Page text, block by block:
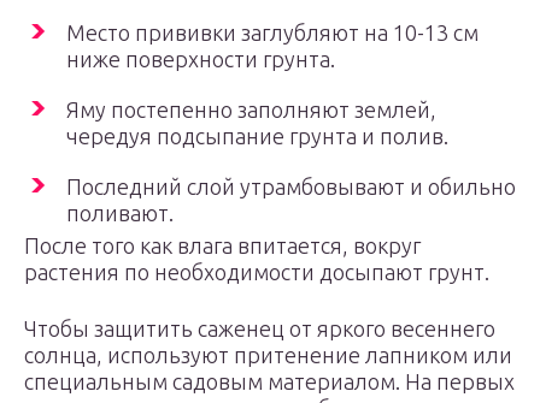
Место прививки заглубляют на 10-13 см
ниже поверхности грунта.
Яму постепенно заполняют землей,
чередуя подсыпание грунта и полив.
Последний слой утрамбовывают и обильно
поливают.
После того как влага впитается, вокруг
растения по необходимости досыпают грунт.
Чтобы защитить саженец от яркого весеннего
солнца, используют притенение лапником или
специальным садовым материалом. На первых